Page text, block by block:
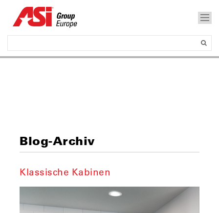
Blog-Archiv
Klassische Kabinen